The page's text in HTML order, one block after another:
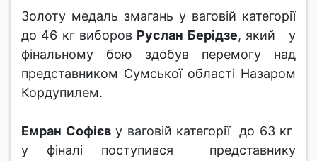
Золоту медаль змагань у ваговій категорії
до 46 кг виборов Руслан Берідзе, який у
фінальному бою здобув перемогу над
представником Сумської області Назаром
Кордупилем.
Емран Софієву ваговій категорії до 63 кг
у фіналі поступився представнику